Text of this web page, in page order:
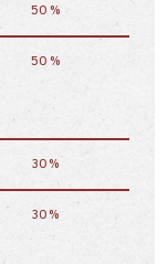
50%
50%
30%
30%